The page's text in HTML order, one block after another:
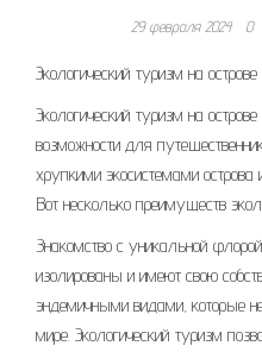
29 февраля 2024 0
Экологический туризм на острове
Экологический туризм на
возможности для
хрупкими экосистемами
Вот несколько преимуществ
Знакомство с уникальной
изолированы и имеют свою
эндемичными видами, которые
мире. Экологический туризм